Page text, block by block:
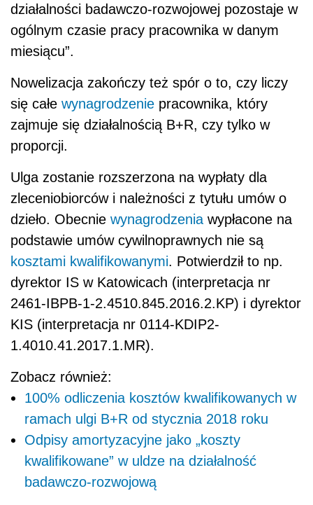
działalności badawczo-rozwojowej pozostaje w
ogólnym czasie pracy pracownika w danym
miesiącu”.
Nowelizacja zakończy też spór o to, czy liczy
się całe wynagrodzenie pracownika, który
zajmuje się działalnością B+R, czy tylko w
proporcji.
Ulga zostanie rozszerzona na wypłaty dla
zleceniobiorców i należności z tytułu umów o
dzieło. Obecnie wynagrodzenia wypłacone na
podstawie umów cywilnoprawnych nie są
kosztami kwalifikowanymi. Potwierdził to np.
dyrektor IS w Katowicach (interpretacja nr
2461-IBPB-1-2.4510.845.2016.2.KP) i dyrektor
KIS (interpretacja nr 0114-KDIP2-
1.4010.41.2017.1.MR).
Zobacz również:
100% odliczenia kosztów kwalifikowanych w
ramach ulgi B+R od stycznia 2018 roku
Odpisy amortyzacyjne jako „koszty
kwalifikowane” w uldze na działalność
badawczo-rozwojową